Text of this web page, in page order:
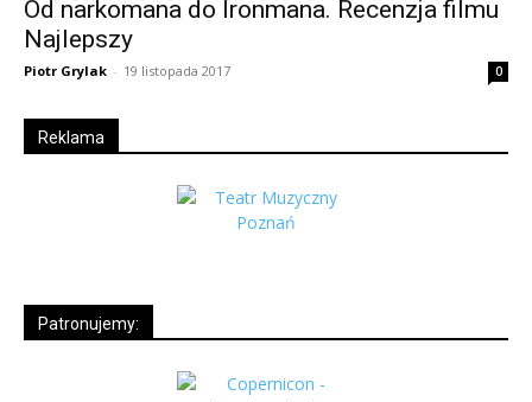
Od narkomana do Ironmana. Recenzja filmu
Najlepszy
Piotr Grylak - 19 listopada 2017 0
Reklama
Patronujemy: